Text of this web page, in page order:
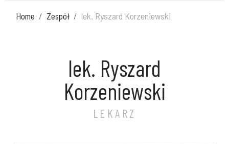
Home Zespół lek. Ryszard Korzeniewski
lek. Ryszard
Korzeniewski
LEKARZ